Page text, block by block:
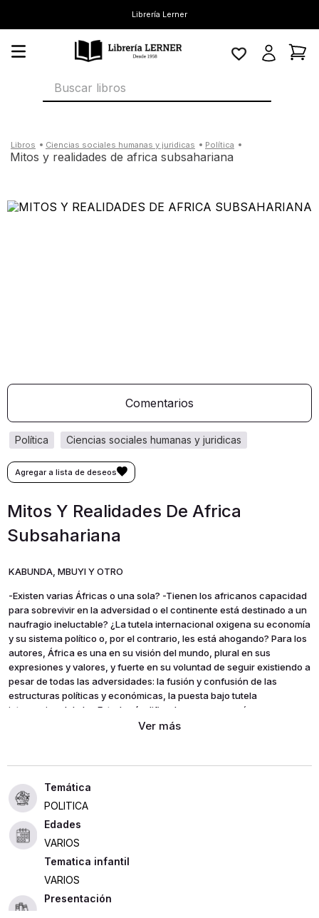
Librería Lerner
Buscar libros
ciencias sociales humanas y juridicas política
mitos y realidades de africa subsahariana
Comentarios
ciencias sociales humanas y juridicas
política
Mitos Y Realidades De Africa
Subsahariana
KABUNDA, MBUYI Y OTRO
-Existen varias Áfricas o una sola? -Tienen los africanos capacidad
para sobrevivir en la adversidad o el continente está destinado a un
naufragio ineluctable? ¿La tutela internacional oxigena su economía
y su sistema político o, por el contrario, les está ahogando? Para los
autores, África es una en su visión del mundo, plural en sus
expresiones y valores, y fuerte en su voluntad de seguir existiendo a
pesar de todas las adversidades: la fusión y confusión de las
estructuras políticas y económicas, la puesta bajo tutela
internacional de los Estados (calificados en su mayoría como
“fallidos”), la marginación de la globalización, los bajos ingresos y la
POLITICA
Edades
VARIOS
Tematica infantil
VARIOS
Presentación